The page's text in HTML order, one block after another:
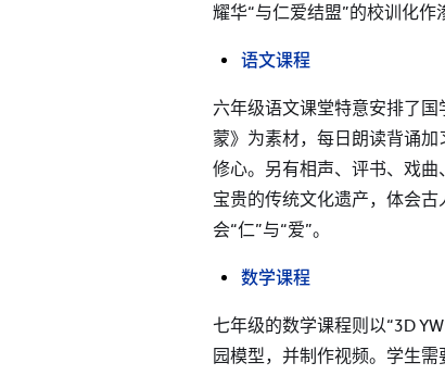
耀华“与仁爱结盟”的校训化作
语文课程
六年级语文课堂特意安排了
蒙》为素材，每日朗读背诵加
修心。另有相声、评书、戏
宝贵的传统文化遗产，体会
会“仁”与“爱”。
数学课程
七年级的数学课程则以“3D
园模型，并制作视频。学生